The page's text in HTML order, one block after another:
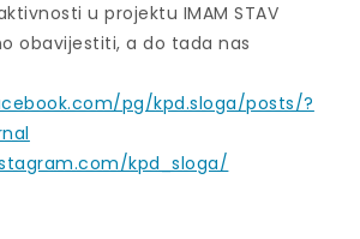
u projektu IMAM STAV
obavijestiti, a do tada nas
pg/kpd.sloga/posts/?
kpd_sloga/